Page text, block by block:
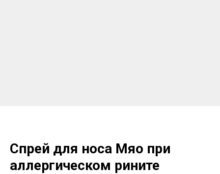
Спрей для носа Мяо при
аллергическом рините